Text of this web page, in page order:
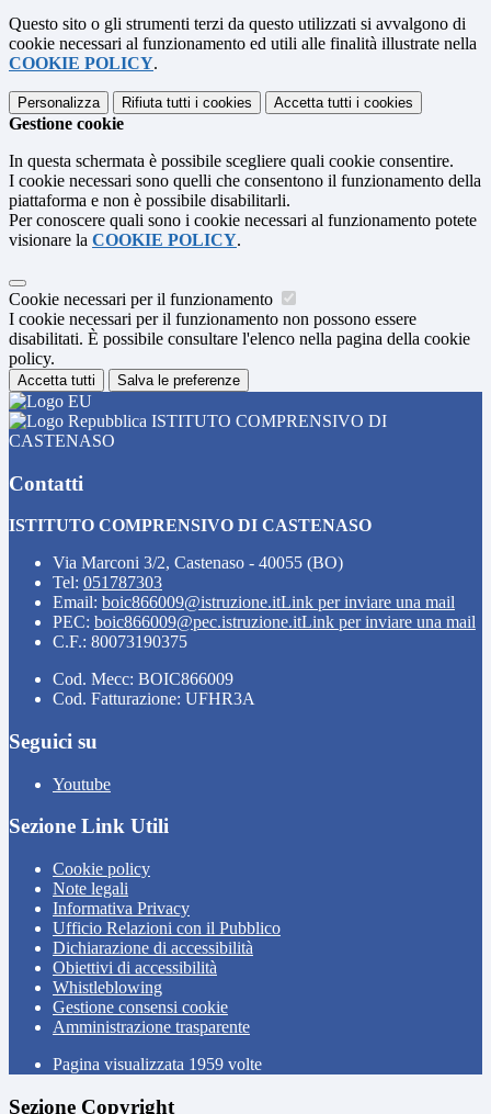
Questo sito o gli strumenti terzi da questo utilizzati si avvalgono di
cookie necessari al funzionamento ed utili alle finalità illustrate nella
COOKIE POLICY.
Personalizza Rifiuta tutti i cookies Accetta tutti i cookies
Gestione cookie
In questa schermata è possibile scegliere quali cookie consentire.
I cookie necessari sono quelli che consentono il funzionamento della
piattaforma e non è possibile disabilitarli.
Per conoscere quali sono i cookie necessari al funzionamento potete
visionare la COOKIE POLICY.
Cookie necessari per il funzionamento
I cookie necessari per il funzionamento non possono essere
disabilitati. È possibile consultare l'elenco nella pagina della cookie
policy.
Accetta tutti Salva le preferenze
ISTITUTO COMPRENSIVO DI
CASTENASO
Contatti
ISTITUTO COMPRENSIVO DI CASTENASO
Via Marconi 3/2, Castenaso - 40055 (BO)
Tel: 051787303
Email: boic866009@istruzione.itLink per inviare una mail
PEC: boic866009@pec.istruzione.itLink per inviare una mail
C.F.: 80073190375
Cod. Mecc: BOIC866009
Cod. Fatturazione: UFHR3A
Seguici su
Youtube
Sezione Link Utili
Cookie policy
Note legali
Informativa Privacy
Ufficio Relazioni con il Pubblico
Dichiarazione di accessibilità
Obiettivi di accessibilità
Whistleblowing
Gestione consensi cookie
Amministrazione trasparente
Pagina visualizzata 1959 volte
Sezione Copyright